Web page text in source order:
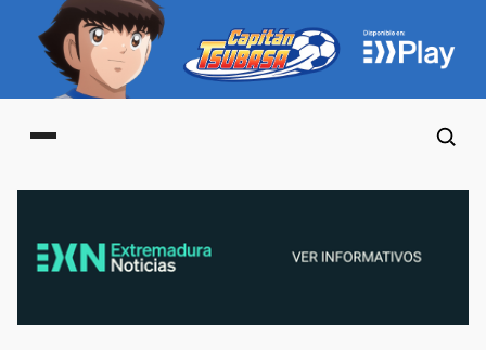
Main menu